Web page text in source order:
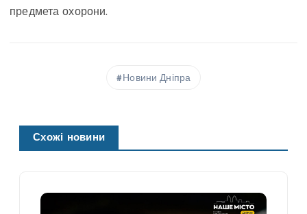
предмета охорони.
Новини Дніпра
Схожі новини